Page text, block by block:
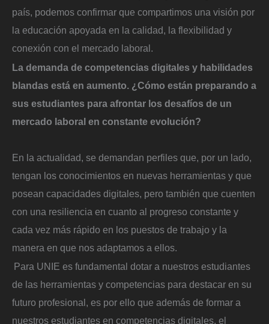
país, podemos confirmar que compartimos una visión por
la educación apoyada en la calidad, la flexibilidad y
conexión con el mercado laboral.
La demanda de competencias digitales y habilidades
blandas está en aumento. ¿Cómo están preparando a
sus estudiantes para afrontar los desafíos de un
mercado laboral en constante evolución?
En la actualidad, se demandan perfiles que, por un lado,
tengan los conocimientos en nuevas herramientas y que
posean capacidades digitales, pero también que cuenten
con una resiliencia en cuanto al progreso constante y
cada vez más rápido en los puestos de trabajo y la
manera en que nos adaptamos a ellos.
Para UNIE es fundamental dotar a nuestros estudiantes
de las herramientas y competencias para destacar en su
futuro profesional, es por ello que además de formar a
nuestros estudiantes en competencias digitales, el